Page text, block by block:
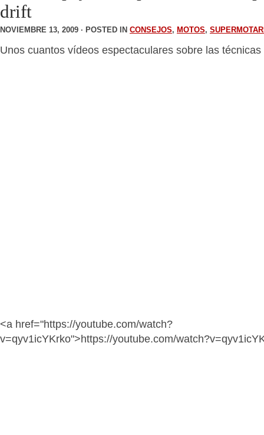
drift
NOVIEMBRE 13, 2009 · POSTED IN CONSEJOS, MOTOS,
Unos cuantos vídeos espectaculares sobre las
<a href="https://youtube.com/watch?
v=qyv1icYKrko">https://youtube.com/